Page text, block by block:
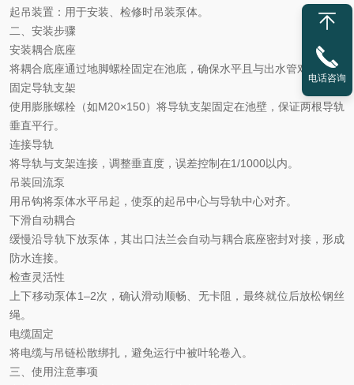
起吊装置 ‌：用于安装、检修时吊装泵体。
二、安装步骤
安装耦合底座
将耦合底座通过地脚螺栓固定在池底，确保水平且与出水管对齐。
固定导轨支架
使用膨胀螺栓（如M20×150）将导轨支架固定在池壁，保证两根导轨
垂直平行。
连接导轨
将导轨与支架连接，调整垂直度，误差控制在1/1000以内。
吊装回流泵
用吊钩将泵体水平吊起，使泵的起吊中心与导轨中心对齐。
下滑自动耦合
缓慢沿导轨下放泵体，其出口法兰会自动与耦合底座密封对接，形成
防水连接。
检查灵活性
上下移动泵体1–2次，确认滑动顺畅、无卡阻，最终就位后放松钢丝
绳。
电缆固定
将电缆与吊链松散绑扎，避免运行中被叶轮卷入。
三、 使用注意事项
电话咨询